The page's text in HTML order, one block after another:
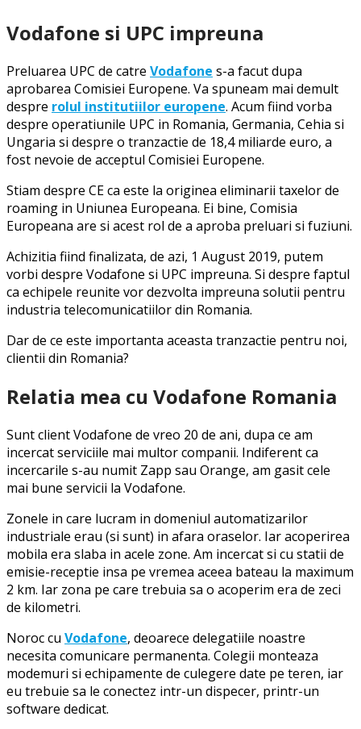
Vodafone si UPC impreuna
Preluarea UPC de catre Vodafone s-a facut dupa
aprobarea Comisiei Europene. Va spuneam mai demult
despre rolul institutiilor europene. Acum fiind vorba
despre operatiunile UPC in Romania, Germania, Cehia si
Ungaria si despre o tranzactie de 18,4 miliarde euro, a
fost nevoie de acceptul Comisiei Europene.
Stiam despre CE ca este la originea eliminarii taxelor de
roaming in Uniunea Europeana. Ei bine, Comisia
Europeana are si acest rol de a aproba preluari si fuziuni.
Achizitia fiind finalizata, de azi, 1 August 2019, putem
vorbi despre Vodafone si UPC impreuna. Si despre faptul
ca echipele reunite vor dezvolta impreuna solutii pentru
industria telecomunicatiilor din Romania.
Dar de ce este importanta aceasta tranzactie pentru noi,
clientii din Romania?
Relatia mea cu Vodafone Romania
Sunt client Vodafone de vreo 20 de ani, dupa ce am
incercat serviciile mai multor companii. Indiferent ca
incercarile s-au numit Zapp sau Orange, am gasit cele
mai bune servicii la Vodafone.
Zonele in care lucram in domeniul automatizarilor
industriale erau (si sunt) in afara oraselor. Iar acoperirea
mobila era slaba in acele zone. Am incercat si cu statii de
emisie-receptie insa pe vremea aceea bateau la maximum
2 km. Iar zona pe care trebuia sa o acoperim era de zeci
de kilometri.
Noroc cu Vodafone, deoarece delegatiile noastre
necesita comunicare permanenta. Colegii monteaza
modemuri si echipamente de culegere date pe teren, iar
eu trebuie sa le conectez intr-un dispecer, printr-un
software dedicat.